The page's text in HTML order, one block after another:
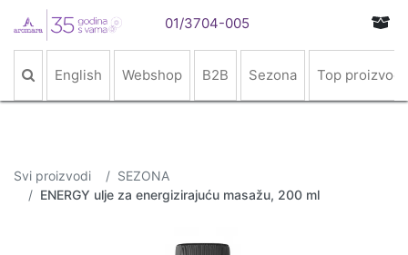
01/3704-005
English Webshop B2B Sezona Top proizvodi
Svi proizvodi
SEZONA
ENERGY ulje za energizirajuću masažu, 200 ml